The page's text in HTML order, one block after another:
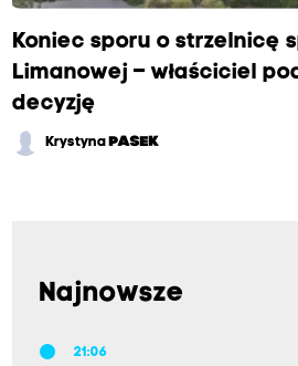
Koniec sporu o strzelnicę
Limanowej – właściciel
decyzję
Krystyna PASEK
Najnowsze
21:06